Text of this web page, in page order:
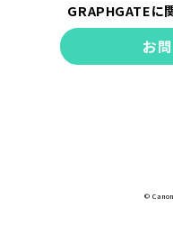
GRAPHGATEに
お
©